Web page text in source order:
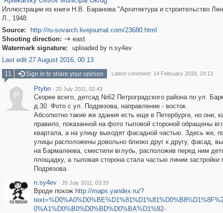
Иллюстрации из книги Н.В. Баранова "Архитектура и строительство
Л., 1948.
Source:
http://ru-sovarch.livejournal.com/23680.html
Shooting direction:  east
Watermark signature:
uploaded by n.sy4ev
Last edit 27 August 2016, 00:13
11
Sign in to share your opinion Latest comment: 14 February 2018, 19:13
P
Ptybn · 20 July 2011, 02:43
Скорее всего, детсад №62 Петроградского района по ул.
д.30. Фото с ул. Подрезова, направление - восток.
Абсолютно такие же здания есть еще в Петербурге, но они,
правило, показанной на фото тыловой стороной обращены
квартала, а на улицу выходят фасадной частью. Здесь же,
улицы расположены довольно близко друг к другу, фасад,
на Бармалеева, сместили вглубь, расположив перед ним
площадку, а тыловая сторона стала частью линии застройки
Подрезова.
n.sy4ev · 20 July 2011, 03:33
Вроде похож http://maps.yandex.ru/?
0%A1%D0%B0%D0%BD%D0%BA%D1%82-